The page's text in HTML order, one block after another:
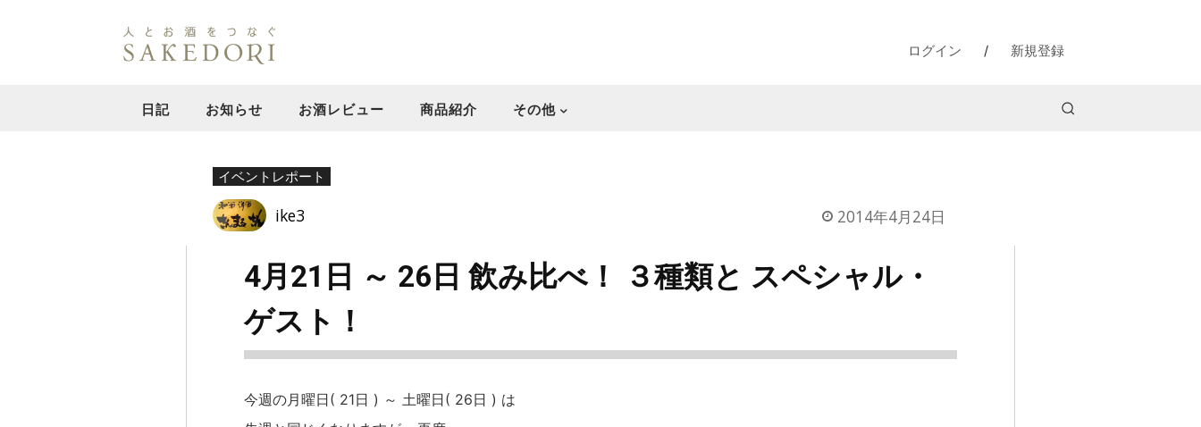
ログイン / 新規登録
日記 お知らせ お酒レビュー 商品紹介 その他
イベントレポート
ike3 2014年4月24日
4月21日 ～ 26日 飲み比べ！ ３種類と スペシャル・
ゲスト！
今週の月曜日( 21日 ) ～ 土曜日( 26日 ) は